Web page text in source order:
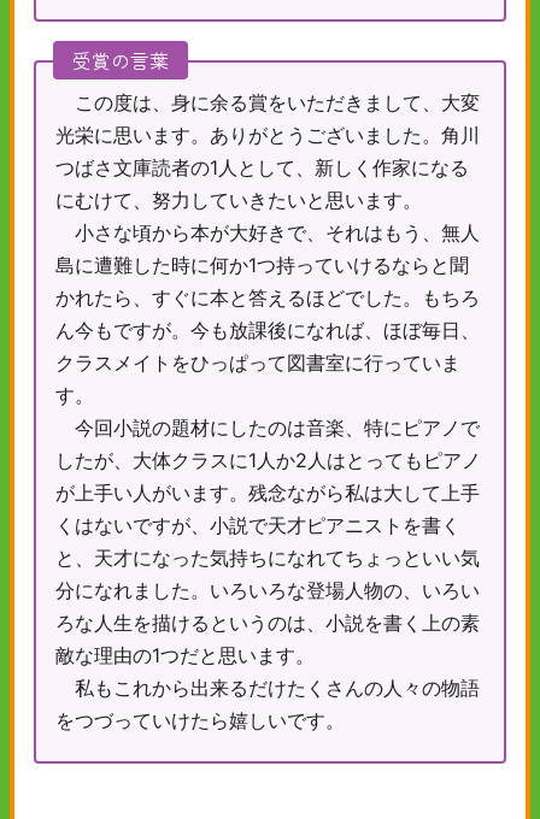
受賞の言葉
この度は、身に余る賞をいただきまして、大変
光栄に思います。ありがとうございました。角川
つばさ文庫読者の1人として、新しく作家になる
にむけて、努力していきたいと思います。
小さな頃から本が大好きで、それはもう、無人
島に遭難した時に何か1つ持っていけるならと聞
かれたら、すぐに本と答えるほどでした。もちろ
ん今もですが。今も放課後になれば、ほぼ毎日、
クラスメイトをひっぱって図書室に行っていま
す。
今回小説の題材にしたのは音楽、特にピアノで
したが、大体クラスに1人か2人はとってもピアノ
が上手い人がいます。残念ながら私は大して上手
くはないですが、小説で天才ピアニストを書く
と、天才になった気持ちになれてちょっといい気
分になれました。いろいろな登場人物の、いろい
ろな人生を描けるというのは、小説を書く上の素
敵な理由の1つだと思います。
私もこれから出来るだけたくさんの人々の物語
をつづっていけたら嬉しいです。